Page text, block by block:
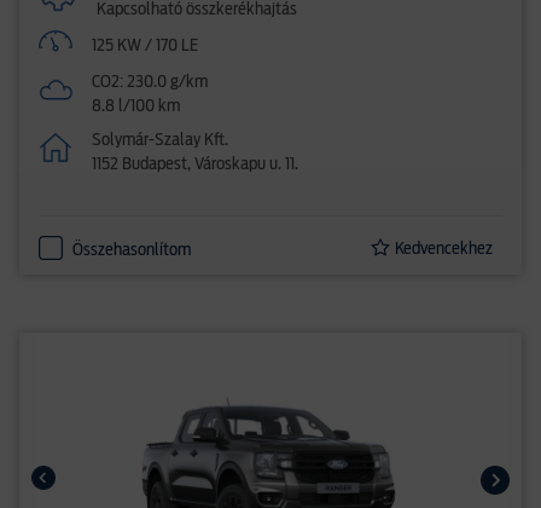
Kapcsolható összkerékhajtás
125 KW / 170 LE
CO2: 230.0 g/km
8.8 l/100 km
Solymár-Szalay Kft.
1152 Budapest, Városkapu u. 11.
Összehasonlítom Kedvencekhez